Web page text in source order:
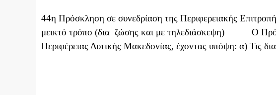
44η Πρόσκληση σε συνεδρίαση της Περιφερειακής
μεικτό τρόπο (δια ζώσης και με τηλεδιάσκεψη) Ο
Περιφέρειας Δυτικής Μακεδονίας, έχοντας υπόψη: α) Τις